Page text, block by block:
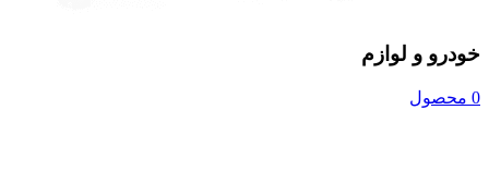
خودرو و لوازم
0 محصول